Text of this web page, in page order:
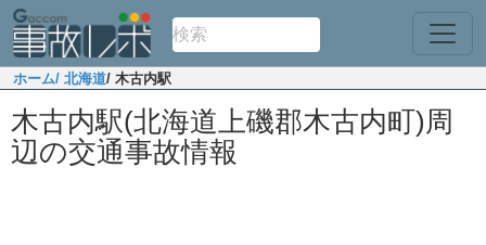
ホーム/ 北海道/ 木古内駅
木古内駅(北海道上磯郡木古内町)周
辺の交通事故情報